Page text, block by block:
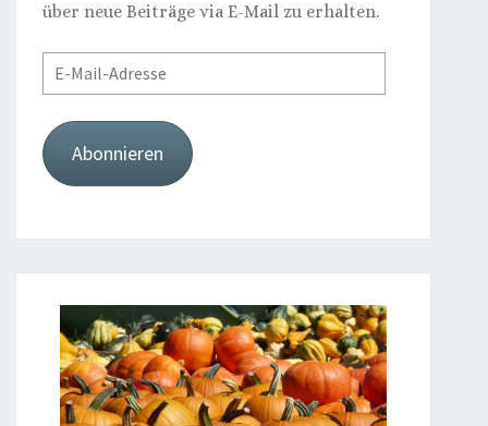
über neue Beiträge via E-Mail zu erhalten.
E-
Mail-
Adresse
Abonnieren